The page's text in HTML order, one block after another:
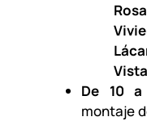
De 10
montaje